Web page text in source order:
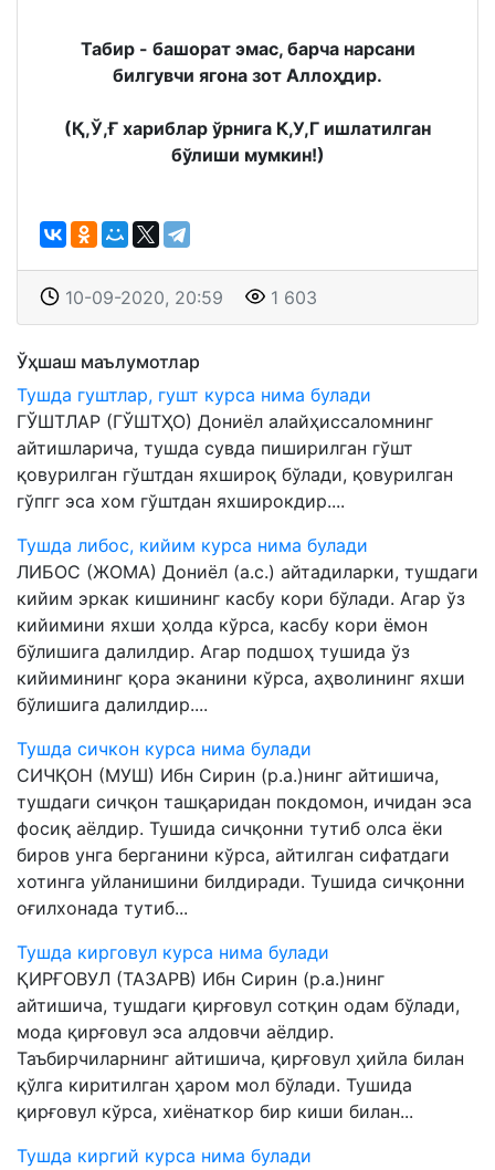
Табир - башорат эмас, барча нарсани
билгувчи ягона зот Аллоҳдир.
(Қ,Ў,Ғ хариблар ўрнига К,У,Г ишлатилган
бўлиши мумкин!)
10-09-2020, 20:59 1 603
Ўҳшаш маълумотлар
Тушда гуштлар, гушт курса нима булади
ГЎШТЛАР (ГЎШТҲО) Дониёл алайҳиссаломнинг
айтишларича, тушда сувда пиширилган гўшт
қовурилган гўштдан яхшироқ бўлади, қовурилган
гўпгг эса хом гўштдан яхширокдир....
Тушда либос, кийим курса нима булади
ЛИБОС (ЖОМА) Дониёл (а.с.) айтадиларки, тушдаги
кийим эркак кишининг касбу кори бўлади. Агар ўз
кийимини яхши ҳолда кўрса, касбу кори ёмон
бўлишига далилдир. Агар подшоҳ тушида ўз
кийимининг қора эканини кўрса, аҳволининг яхши
бўлишига далилдир....
Тушда сичкон курса нима булади
СИЧҚОН (МУШ) Ибн Сирин (р.а.)нинг айтишича,
тушдаги сичқон ташқаридан покдомон, ичидан эса
фосиқ аёлдир. Тушида сичқонни тутиб олса ёки
биров унга берганини кўрса, айтилган сифатдаги
хотинга уйланишини билдиради. Тушида сичқонни
оғилхонада тутиб...
Тушда кирговул курса нима булади
ҚИРҒОВУЛ (ТАЗАРВ) Ибн Сирин (р.а.)нинг
айтишича, тушдаги қирғовул сотқин одам бўлади,
мода қирғовул эса алдовчи аёлдир.
Таъбирчиларнинг айтишича, қирғовул ҳийла билан
қўлга киритилган ҳаром мол бўлади. Тушида
қирғовул кўрса, хиёнаткор бир киши билан...
Тушда киргий курса нима булади